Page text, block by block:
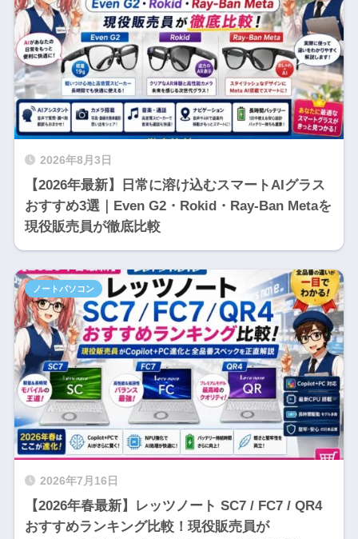
2026年8月3日
【2026年最新】日常に溶け込むスマートAIグラス
おすすめ3選｜Even G2・Rokid・Ray-Ban Metaを
現役販売員が徹底比較
2026年7月16日
【2026年春最新】レッツノート SC7 / FC7 / QR4
おすすめランキング比較！現役販売員が
ノートパソコン